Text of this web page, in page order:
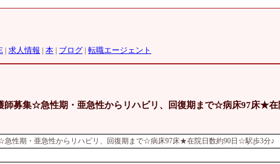
| 求人情報 | 本 | ブログ | 転職エージェント
師募集☆急性期・亜急性からリハビリ、回復期まで☆病床97床★
急性期・亜急性からリハビリ、回復期まで☆病床97床★在院日数約90日☆駅歩3分♪